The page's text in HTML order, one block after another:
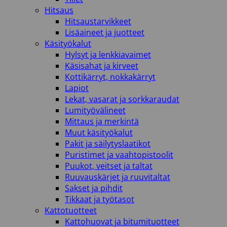
Hitsaus
Hitsaustarvikkeet
Lisäaineet ja juotteet
Käsityökalut
Hylsyt ja lenkkiavaimet
Käsisahat ja kirveet
Kottikärryt, nokkakärryt
Lapiot
Lekat, vasarat ja sorkkaraudat
Lumityövälineet
Mittaus ja merkintä
Muut käsityökalut
Pakit ja säilytyslaatikot
Puristimet ja vaahtopistoolit
Puukot, veitset ja taltat
Ruuvauskärjet ja ruuvitaltat
Sakset ja pihdit
Tikkaat ja työtasot
Kattotuotteet
Kattohuovat ja bitumituotteet